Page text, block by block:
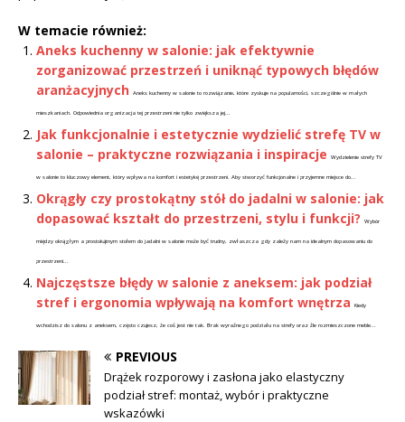
W temacie również:
Aneks kuchenny w salonie: jak efektywnie
zorganizować przestrzeń i uniknąć typowych błędów
aranżacyjnych
Aneks kuchenny w salonie to rozwiązanie, które zyskuje na popularności, szczególnie w małych
mieszkaniach. Odpowiednia organizacja tej przestrzeni nie tylko zwiększa jej...
Jak funkcjonalnie i estetycznie wydzielić strefę TV w
salonie – praktyczne rozwiązania i inspiracje
Wydzielenie strefy TV
w salonie to kluczowy element, który wpływa na komfort i estetykę przestrzeni. Aby stworzyć funkcjonalne i przyjemne miejsce do...
Okrągły czy prostokątny stół do jadalni w salonie: jak
dopasować kształt do przestrzeni, stylu i funkcji?
Wybór
między okrągłym a prostokątnym stołem do jadalni w salonie może być trudny, zwłaszcza gdy zależy nam na idealnym dopasowaniu do
przestrzeni...
Najczęstsze błędy w salonie z aneksem: jak podział
stref i ergonomia wpływają na komfort wnętrza
Kiedy
wchodzisz do salonu z aneksem, często czujesz, że coś jest nie tak. Brak wyraźnego podziału na strefy oraz źle rozmieszczone meble...
PREVIOUS
Drążek rozporowy i zasłona jako elastyczny
podział stref: montaż, wybór i praktyczne
wskazówki